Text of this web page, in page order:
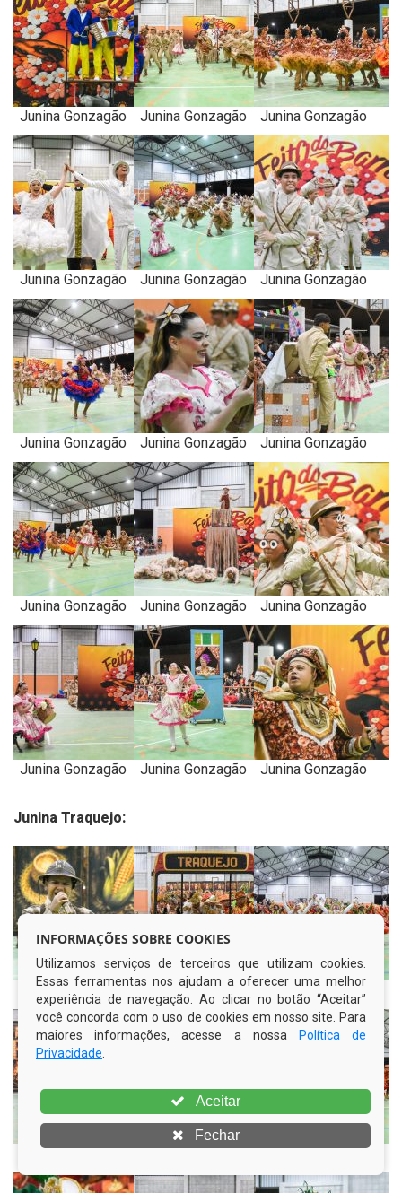
Junina Gonzagão Junina Gonzagão Junina Gonzagão
Junina Gonzagão Junina Gonzagão Junina Gonzagão
Junina Gonzagão Junina Gonzagão Junina Gonzagão
Junina Gonzagão Junina Gonzagão Junina Gonzagão
Junina Gonzagão Junina Gonzagão Junina Gonzagão
Junina Traquejo:
Junina Traquejo Junina Traquejo Junina Traquejo
Junina Traquejo Junina Traquejo Junina Traquejo
INFORMAÇÕES SOBRE COOKIES
Utilizamos serviços de terceiros que utilizam cookies.
Essas ferramentas nos ajudam a oferecer uma melhor
experiência de navegação. Ao clicar no botão “Aceitar”
você concorda com o uso de cookies em nosso site. Para
maiores informações, acesse a nossa
Política de
Privacidade
Aceitar
Fechar